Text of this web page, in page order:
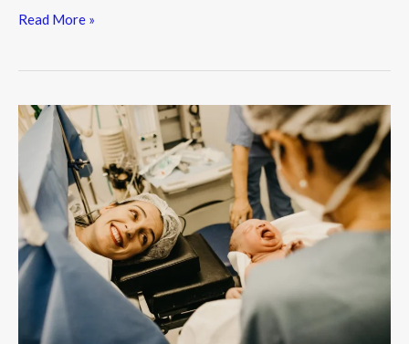
Read More »
Os
Milagres
Deus
e
os
Milagres
da
Ciência